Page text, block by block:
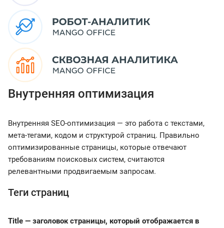
Внутренняя оптимизация
Внутренняя SEO-оптимизация — это работа с текстами,
мета-тегами, кодом и структурой страниц. Правильно
оптимизированные страницы, которые отвечают
требованиям поисковых систем, считаются
релевантными продвигаемым запросам.
Теги страниц
Title — заголовок страницы, который отображается в